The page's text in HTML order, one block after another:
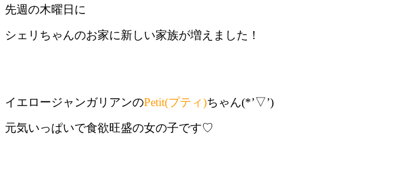
先週の木曜日に
シェリちゃんのお家に新しい家族が増えました！
イエロージャンガリアンのPetit(プティ)ちゃん(*’▽’)
元気いっぱいで食欲旺盛の女の子です♡